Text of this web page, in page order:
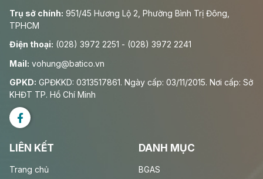
Trụ sở chính: 951/45 Hương Lộ 2, Phường Bình Trị Đông,
TPHCM
Điện thoại: (028) 3972 2251 - (028) 3972 2241
Mail: vohung@batico.vn
GPKD: GPĐKKD: 0313517861. Ngày cấp: 03/11/2015. Nơi cấp: Sở
KHĐT TP. Hồ Chí Minh
LIÊN KẾT
Trang chủ
DANH MỤC
BGAS